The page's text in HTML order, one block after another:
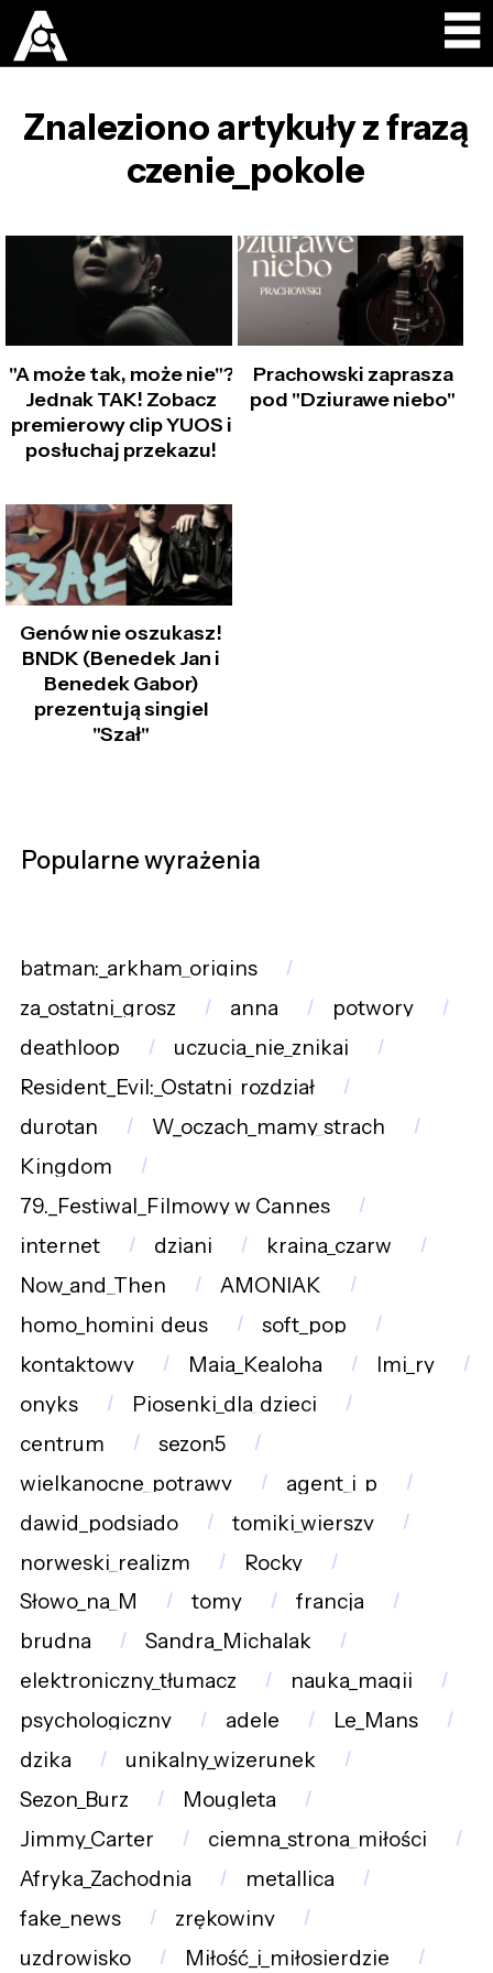
Znaleziono artykuły z frazą
czenie_pokole
"A może tak, może nie"?
Jednak TAK! Zobacz
premierowy clip YUOS i
posłuchaj przekazu!
Prachowski zaprasza
pod "Dziurawe niebo"
Genów nie oszukasz!
BNDK (Benedek Jan i
Benedek Gabor)
prezentują singiel
"Szał"
Popularne wyrażenia
batman:_arkham_origins
za_ostatni_grosz
anna
potwory
deathloop
uczucia_nie_znikaj
Resident_Evil:_Ostatni_rozdział
durotan
W_oczach_mamy_strach
Kingdom
79._Festiwal_Filmowy_w_Cannes
internet
dziani
kraina_czarw
Now_and_Then
AMONIAK
homo_homini_deus
soft_pop
kontaktowy
Maia_Kealoha
Imi_ry
onyks
Piosenki_dla_dzieci
centrum
sezon5
wielkanocne_potrawy
agent_i_p
dawid_podsiado
tomiki_wierszy
norweski_realizm
Rocky
Słowo_na_M
tomy
francja
brudna
Sandra_Michalak
elektroniczny_tłumacz
nauka_magii
psychologiczny
adele
Le_Mans
dzika
unikalny_wizerunek
Sezon_Burz
Mougleta
Jimmy_Carter
ciemna_strona_miłości
Afryka_Zachodnia
metallica
fake_news
zrękowiny
uzdrowisko
Miłość_i_miłosierdzie